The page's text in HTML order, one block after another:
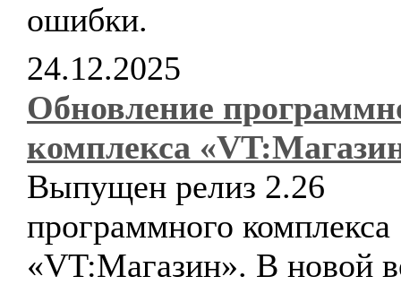
ошибки.
24.12.2025
Обновление
комплекса
Выпущен релиз 2.26
программного комплекса
«VT:Магазин». В новой